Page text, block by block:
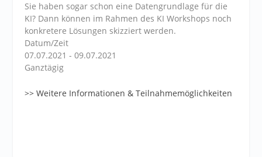
Sie haben sogar schon eine Datengrundlage für die
KI? Dann können im Rahmen des KI Workshops noch
konkretere Lösungen skizziert werden.
Datum/Zeit
07.07.2021 - 09.07.2021
Ganztägig
>> Weitere Informationen & Teilnahmemöglichkeiten